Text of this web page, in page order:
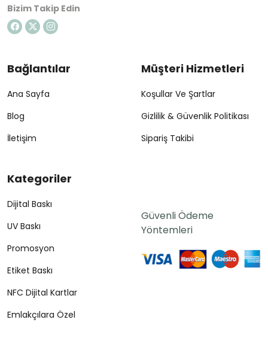
Bizim Takip Edin
Bağlantılar
Ana Sayfa
Blog
İletişim
Müşteri Hizmetleri
Koşullar Ve Şartlar
Gizlilik & Güvenlik Politikası
Sipariş Takibi
Kategoriler
Dijital Baskı
UV Baskı
Promosyon
Etiket Baskı
NFC Dijital Kartlar
Emlakçılara Özel
Güvenli Ödeme
Yöntemleri